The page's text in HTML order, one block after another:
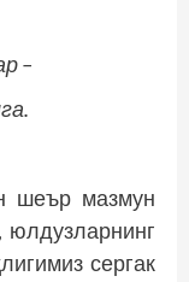
–
шеър мазмун
юлдузларнинг
сергак